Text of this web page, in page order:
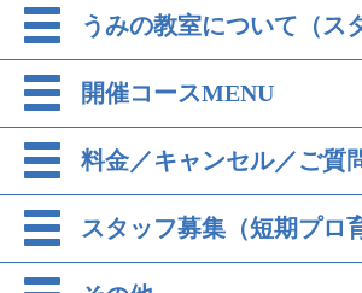
うみの教室について（ス
開催コースMENU
料金／キャンセル／ご質
スタッフ募集（短期プロ